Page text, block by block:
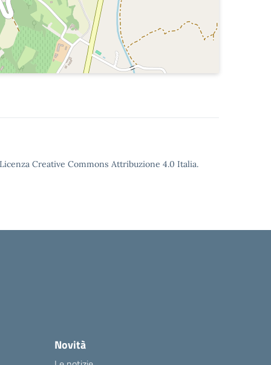
Creative Commons Attribuzione 4.0 Italia.
Novità